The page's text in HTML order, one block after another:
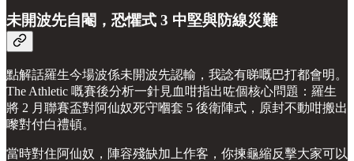
未開波先自閹，恐懼式 3 中堅與防線災難
點解話羅生今場波係未開波先認輸，我諗有睇嘅巴打都會明。
The Athletic 嘅賽後分析一針見血咁指出咗個核心問題：羅生
將 2 月聯賽盃對阿仙奴死守嗰套 5 後衛陣式，原封不動咁搬出
嚟對付白禮頓。
當時對住阿仙奴，陣容殘缺加上作客，你揀龜縮反擊大家可以